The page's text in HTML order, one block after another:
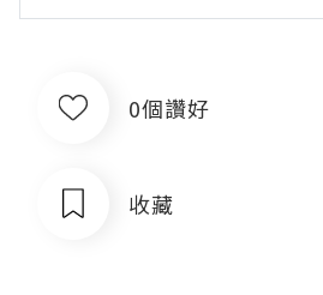
0個讚好
收藏